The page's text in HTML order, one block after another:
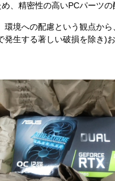
、精密性の高いPCパーツ
境への配慮という観点か
生する著しい破損を除き